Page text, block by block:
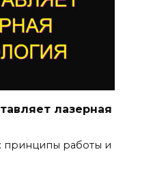
лазерная
принципы работы и